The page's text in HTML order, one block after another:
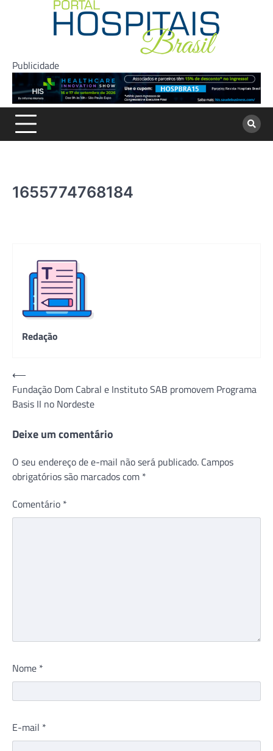
Publicidade
1655774768184
Redação
Navegação
de
Post
⟵
Fundação Dom Cabral e Instituto SAB promovem Programa
Basis II no Nordeste
Deixe um comentário
O seu endereço de e-mail não será publicado. Campos
obrigatórios são marcados com *
Comentário *
Nome *
E-mail *